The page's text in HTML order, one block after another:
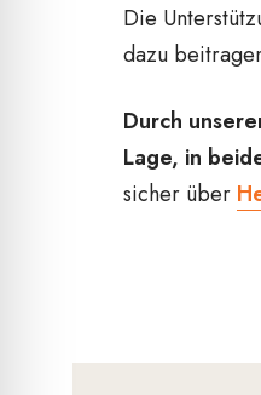
Die
dazu
Durch
Lage, in
sicher über